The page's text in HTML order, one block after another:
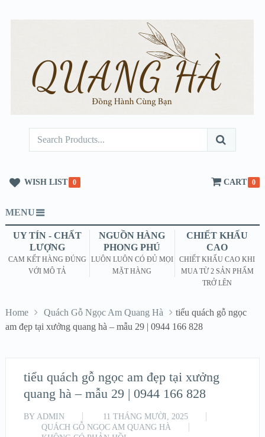
WISH LIST 0 CART 0
MENU
UY TÍN - CHẤT
LƯỢNG
CAM KẾT HÀNG ĐÚNG
VỚI MÔ TẢ
NGUỒN HÀNG
PHONG PHÚ
LUÔN LUÔN CÓ ĐỦ MỌI
MẶT HÀNG
CHIẾT KHẤU
CAO
CHIẾT KHẤU CAO KHI
MUA TỪ 2 SẢN PHẨM
TRỞ LÊN
Home Quách Gỗ Ngọc Am Quang Hà
tiểu quách gỗ ngọc
am đẹp tại xưởng quang hà – mẫu 29 | 0944 166 828
tiểu quách gỗ ngọc am đẹp tại xưởng
quang hà – mẫu 29 | 0944 166 828
BY ADMIN
11 THÁNG MƯỜI, 2025
QUÁCH GỖ NGỌC AM QUANG HÀ